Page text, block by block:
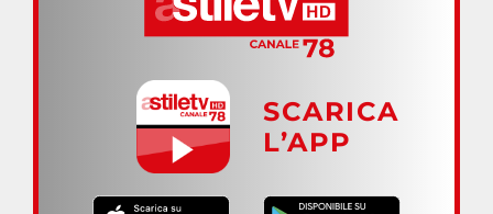
SCARICA
L’APP